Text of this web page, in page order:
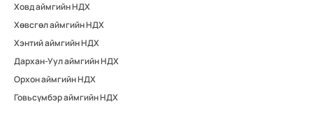
Ховд аймгийн НДХ
Хөвсгөл аймгийн НДХ
Хэнтий аймгийн НДХ
Дархан-Уул аймгийн НДХ
Орхон аймгийн НДХ
Говьсүмбэр аймгийн НДХ